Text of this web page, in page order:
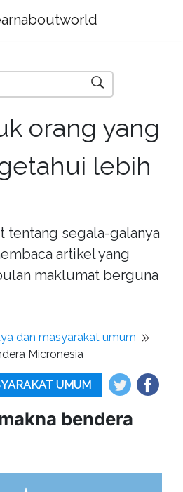
orang yang
lebih
tentang segala-galanya
artikel yang
maklumat berguna
dan masyarakat umum
Micronesia
UMUM
bendera